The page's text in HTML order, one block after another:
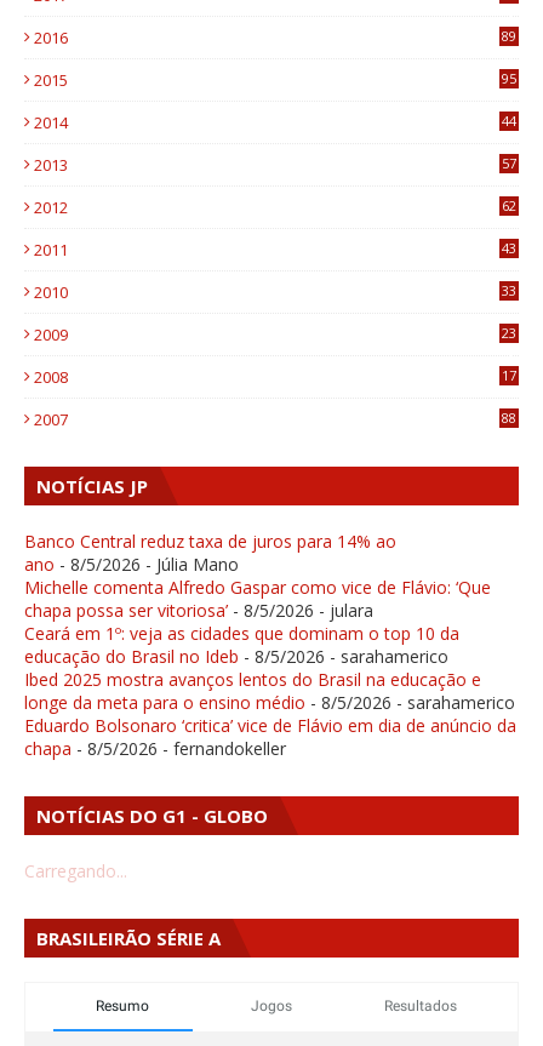
2016
89
2015
95
2014
44
2013
57
2012
62
2011
43
2010
33
2009
23
2008
17
2007 88
NOTÍCIAS JP
Banco Central reduz taxa de juros para 14% ao
ano - 8/5/2026 - Júlia Mano
Michelle comenta Alfredo Gaspar como vice de Flávio: ‘Que
chapa possa ser vitoriosa’ - 8/5/2026 - julara
Ceará em 1º: veja as cidades que dominam o top 10 da
educação do Brasil no Ideb - 8/5/2026 - sarahamerico
Ibed 2025 mostra avanços lentos do Brasil na educação e
longe da meta para o ensino médio - 8/5/2026 - sarahamerico
Eduardo Bolsonaro ‘critica’ vice de Flávio em dia de anúncio da
chapa - 8/5/2026 - fernandokeller
NOTÍCIAS DO G1 - GLOBO
Carregando...
BRASILEIRÃO SÉRIE A
Resumo Jogos Resultados